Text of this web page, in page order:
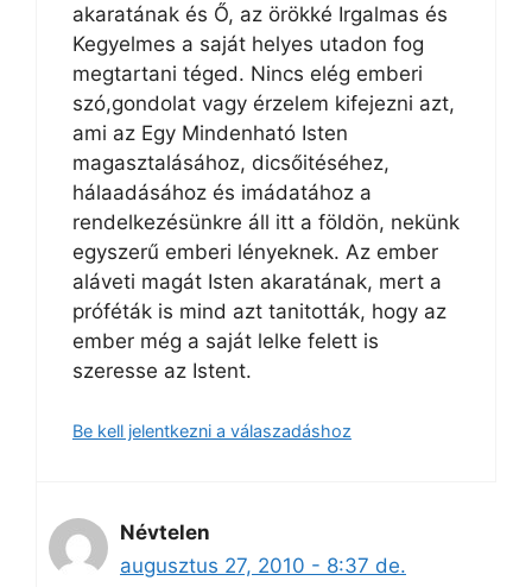
akaratának és Ő, az örökké Irgalmas és
Kegyelmes a saját helyes utadon fog
megtartani téged. Nincs elég emberi
szó,gondolat vagy érzelem kifejezni azt,
ami az Egy Mindenható Isten
magasztalásához, dicsőitéséhez,
hálaadásához és imádatához a
rendelkezésünkre áll itt a földön, nekünk
egyszerű emberi lényeknek. Az ember
aláveti magát Isten akaratának, mert a
próféták is mind azt tanitották, hogy az
ember még a saját lelke felett is
szeresse az Istent.
Be kell jelentkezni a válaszadáshoz
Névtelen
augusztus 27, 2010 - 8:37 de.